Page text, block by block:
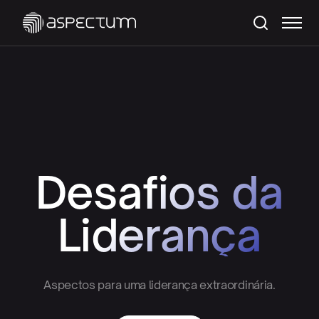
Desafios da
Liderança
Aspectos para uma liderança extraordinária.